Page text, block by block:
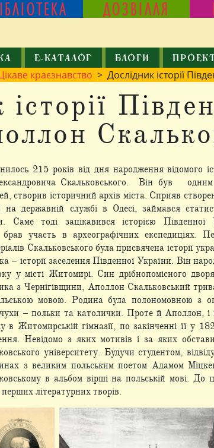
ДОЗВІЛЛЯ
Е-КАТАЛОГ БЛОГИ
краєзнавство > Дослідник історії
215 років від дня народження відомого
Скальковського. Він був одним
створив історичний архів міста. Сприяв
державній службі в Одесі, займався
Саме тоді зацікавився історією Південної
участь в археографічних експедиціях.
Скальковського була присвячена історії
– історії заселення Південної України. Він
у місті Житомирі. Син дрібнопомісного
з Чернігівщини, Аполлон Скальковський
мовою. Родина була полономовною з
– польки та католички. Проте й Аполлон, і
в Житомирській гімназії, по закінченні її у
Невідомо з яких мотивів і за яких
університету. Будучи студентом,
з великим польським поетом Адамом
в альбом вірші на польській мові. До
літературних творів.